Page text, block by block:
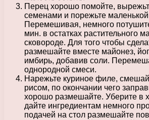
Перец хорошо помойте,
семенами и порежьте
Перемешивая, немного
мин. в остатках растительного
сковороде. Для того чтобы
размешайте вместе майонез,
имбирь, добавив соли.
однородной смеси.
Нарежьте куриное филе,
рисом, по окончании чего
хорошо размешайте. Уберите в
дайте ингредиентам немного
подачей на стол размешайте